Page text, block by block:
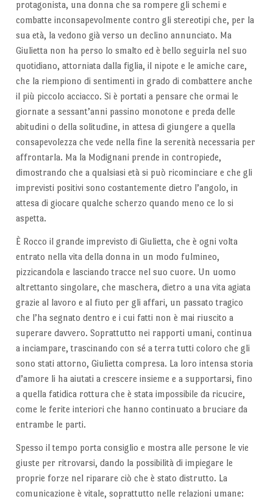
protagonista, una donna che sa rompere gli schemi e
combatte inconsapevolmente contro gli stereotipi che, per la
sua età, la vedono già verso un declino annunciato. Ma
Giulietta non ha perso lo smalto ed è bello seguirla nel suo
quotidiano, attorniata dalla figlia, il nipote e le amiche care,
che la riempiono di sentimenti in grado di combattere anche
il più piccolo acciacco. Si è portati a pensare che ormai le
giornate a sessant’anni passino monotone e preda delle
abitudini o della solitudine, in attesa di giungere a quella
consapevolezza che vede nella fine la serenità necessaria per
affrontarla. Ma la Modignani prende in contropiede,
dimostrando che a qualsiasi età si può ricominciare e che gli
imprevisti positivi sono costantemente dietro l’angolo, in
attesa di giocare qualche scherzo quando meno ce lo si
aspetta.
È Rocco il grande imprevisto di Giulietta, che è ogni volta
entrato nella vita della donna in un modo fulmineo,
pizzicandola e lasciando tracce nel suo cuore. Un uomo
altrettanto singolare, che maschera, dietro a una vita agiata
grazie al lavoro e al fiuto per gli affari, un passato tragico
che l’ha segnato dentro e i cui fatti non è mai riuscito a
superare davvero. Soprattutto nei rapporti umani, continua
a inciampare, trascinando con sé a terra tutti coloro che gli
sono stati attorno, Giulietta compresa. La loro intensa storia
d’amore li ha aiutati a crescere insieme e a supportarsi, fino
a quella fatidica rottura che è stata impossibile da ricucire,
come le ferite interiori che hanno continuato a bruciare da
entrambe le parti.
Spesso il tempo porta consiglio e mostra alle persone le vie
giuste per ritrovarsi, dando la possibilità di impiegare le
proprie forze nel riparare ciò che è stato distrutto. La
comunicazione è vitale, soprattutto nelle relazioni umane: